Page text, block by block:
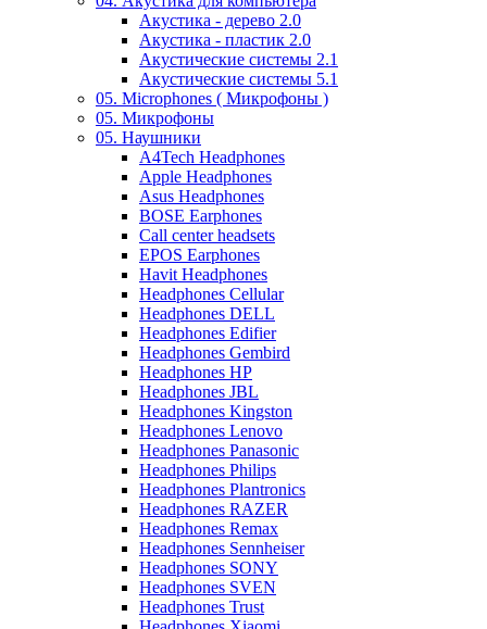
Акустика - дерево 2.0
Акустика - пластик 2.0
Акустические системы 2.1
Акустические системы 5.1
05. Microphones ( Микрофоны )
05. Микрофоны
05. Наушники
A4Tech Headphones
Apple Headphones
Asus Headphones
BOSE Earphones
Call center headsets
EPOS Earphones
Havit Headphones
Headphones Cellular
Headphones DELL
Headphones Edifier
Headphones Gembird
Headphones HP
Headphones JBL
Headphones Kingston
Headphones Lenovo
Headphones Panasonic
Headphones Philips
Headphones Plantronics
Headphones RAZER
Headphones Remax
Headphones Sennheiser
Headphones SONY
Headphones SVEN
Headphones Trust